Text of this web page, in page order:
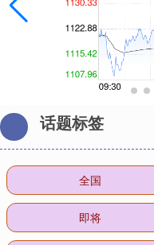
话题标签
全国
即将